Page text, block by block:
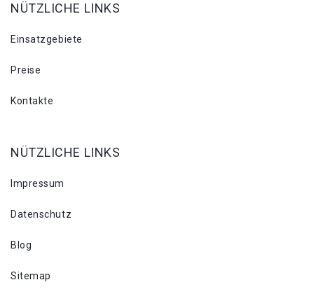
NÜTZLICHE LINKS
Einsatzgebiete
Preise
Kontakte
NÜTZLICHE LINKS
Impressum
Datenschutz
Blog
Sitemap